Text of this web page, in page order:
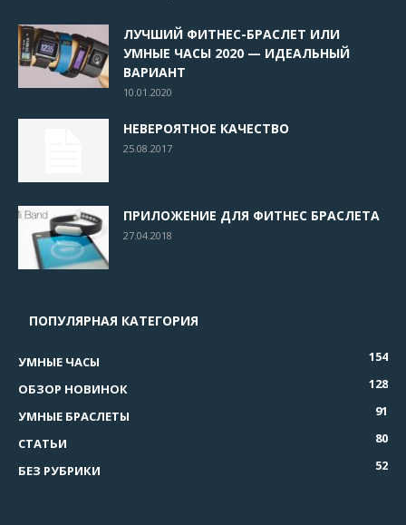
ЛУЧШИЙ ФИТНЕС-БРАСЛЕТ ИЛИ
УМНЫЕ ЧАСЫ 2020 — ИДЕАЛЬНЫЙ
ВАРИАНТ
10.01.2020
НЕВЕРОЯТНОЕ КАЧЕСТВО
25.08.2017
ПРИЛОЖЕНИЕ ДЛЯ ФИТНЕС БРАСЛЕТА
27.04.2018
ПОПУЛЯРНАЯ КАТЕГОРИЯ
УМНЫЕ ЧАСЫ
154
ОБЗОР НОВИНОК
128
УМНЫЕ БРАСЛЕТЫ
91
СТАТЬИ
80
БЕЗ РУБРИКИ
52